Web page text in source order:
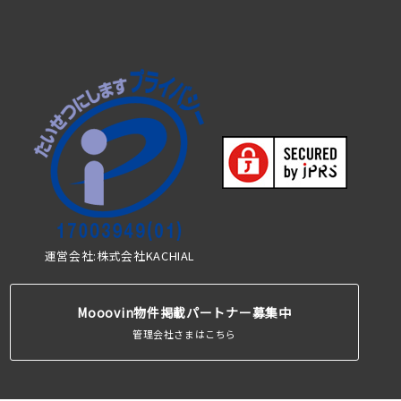
運営会社:株式会社KACHIAL
Mooovin物件掲載パートナー募集中
管理会社さまはこちら